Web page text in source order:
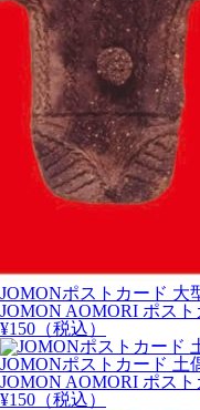
JOMONポストカード 大
JOMON AOMORI ポスト
¥150 （税込）
JOMONポストカード 土
JOMON AOMORI ポスト
¥150 （税込）